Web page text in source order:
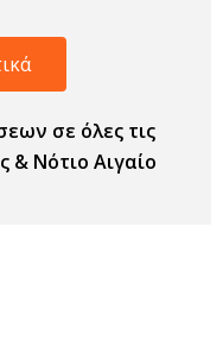
σε όλες τις
& Νότιο Αιγαίο